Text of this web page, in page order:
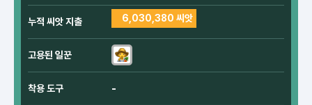
누적 씨앗 지출 6,030,380 씨앗
고용된 일꾼
착용 도구 -